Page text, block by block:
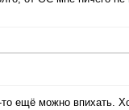
ещё можно впихать.